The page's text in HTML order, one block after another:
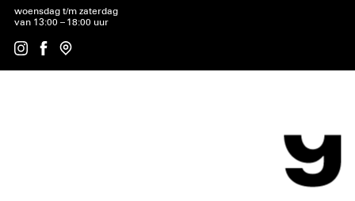
woensdag t/m zaterdag
van 13:00 – 18:00 uur